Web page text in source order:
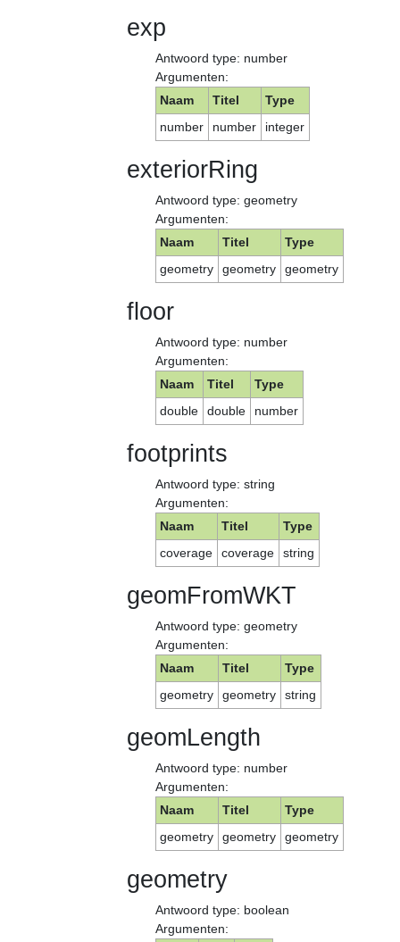
exp
Antwoord type: number
Argumenten:
Naam
Titel
Type
number
number integer
exteriorRing
Antwoord type: geometry
Argumenten:
Naam
Titel
Type
geometry
geometry geometry
floor
Antwoord type: number
Argumenten:
Naam
Titel
Type
double
double number
footprints
Antwoord type: string
Argumenten:
Naam
Titel
Type
coverage
coverage string
geomFromWKT
Antwoord type: geometry
Argumenten:
Naam
Titel
Type
geometry
geometry string
geomLength
Antwoord type: number
Argumenten:
Naam
Titel
Type
geometry
geometry geometry
geometry
Antwoord type: boolean
Argumenten: